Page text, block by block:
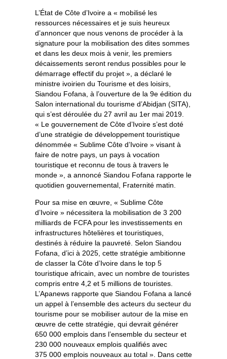
L’État de Côte d’Ivoire a « mobilisé les
ressources nécessaires et je suis heureux
d’annoncer que nous venons de procéder à la
signature pour la mobilisation des dites sommes
et dans les deux mois à venir, les premiers
décaissements seront rendus possibles pour le
démarrage effectif du projet », a déclaré le
ministre ivoirien du Tourisme et des loisirs,
Siandou Fofana, à l’ouverture de la 9e édition du
Salon international du tourisme d’Abidjan (SITA),
qui s’est déroulée du 27 avril au 1er mai 2019.
« Le gouvernement de Côte d’Ivoire s’est doté
d’une stratégie de développement touristique
dénommée « Sublime Côte d’Ivoire » visant à
faire de notre pays, un pays à vocation
touristique et reconnu de tous à travers le
monde », a annoncé Siandou Fofana rapporte le
quotidien gouvernemental, Fraternité matin.
Pour sa mise en œuvre, « Sublime Côte
d’Ivoire » nécessitera la mobilisation de 3 200
milliards de FCFA pour les investissements en
infrastructures hôtelières et touristiques,
destinés à réduire la pauvreté. Selon Siandou
Fofana, d’ici à 2025, cette stratégie ambitionne
de classer la Côte d’Ivoire dans le top 5
touristique africain, avec un nombre de touristes
compris entre 4,2 et 5 millions de touristes.
L’Apanews rapporte que Siandou Fofana a lancé
un appel à l’ensemble des acteurs du secteur du
tourisme pour se mobiliser autour de la mise en
œuvre de cette stratégie, qui devrait générer
650 000 emplois dans l’ensemble du secteur et
230 000 nouveaux emplois qualifiés avec
375 000 emplois nouveaux au total ». Dans cette